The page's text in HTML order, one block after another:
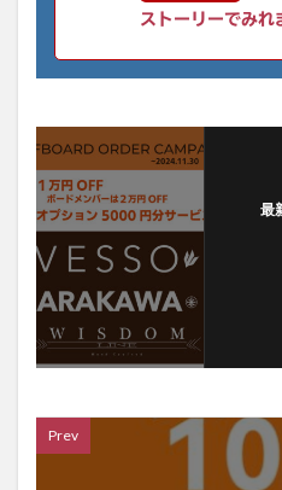
ストーリーでみれ
最
Prev